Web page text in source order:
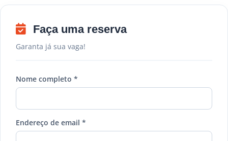
Faça uma reserva
Garanta já sua vaga!
Nome completo *
Endereço de email *